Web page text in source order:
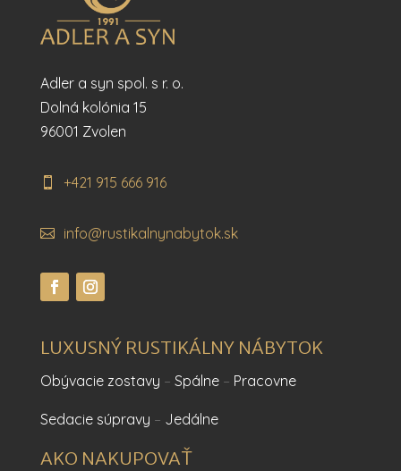
Adler a syn spol. s r. o.
Dolná kolónia 15
96001 Zvolen
+421 915 666 916
info@rustikalnynabytok.sk
LUXUSNÝ RUSTIKÁLNY NÁBYTOK
Obývacie zostavy – Spálne– Pracovne
Sedacie súpravy – Jedálne
AKO NAKUPOVAŤ